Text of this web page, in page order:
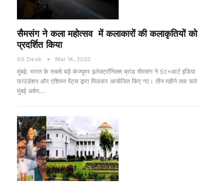
सैमसंग ने कला महोत्सव में कलाकारों की कलाकृतियों को
प्रदर्शित किया
SS Desk Mar 14, 2023
मुंबई: भारत के सबसे बड़े कंज्यूमर इलेक्ट्रॉनिक्स ब्रांड सैमसंग ने St+आर्ट इंडिया
फाउंडेशन और एशियन पेंट्स द्वारा मिलकर आयोजित किए गए। तीन महीने तक चले
मुंबई अर्बन…